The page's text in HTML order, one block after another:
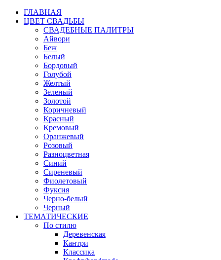
ГЛАВНАЯ
ЦВЕТ СВАДЬБЫ
СВАДЕБНЫЕ ПАЛИТРЫ
Айвори
Беж
Белый
Бордовый
Голубой
Желтый
Зеленый
Золотой
Коричневый
Красный
Кремовый
Оранжевый
Розовый
Разноцветная
Синий
Сиреневый
Фиолетовый
Фуксия
Черно-белый
Черный
ТЕМАТИЧЕСКИЕ
По стилю
Деревенская
Кантри
Классика